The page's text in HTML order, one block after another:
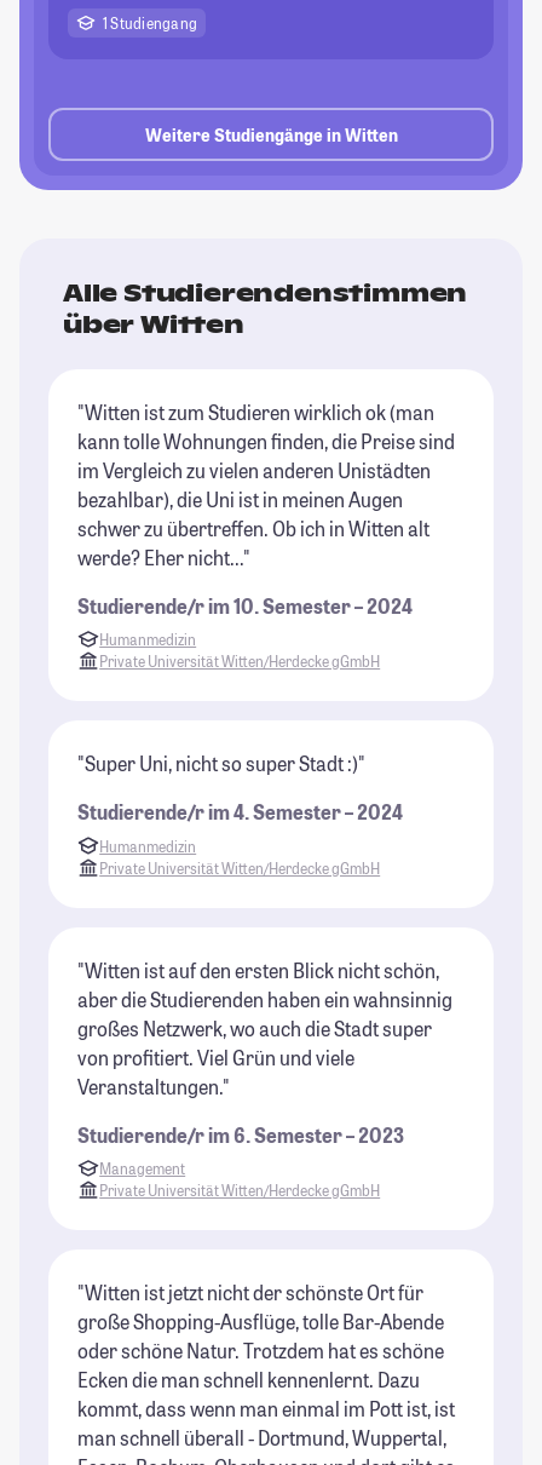
1 Studiengang
Weitere Studiengänge in Witten
Alle Studierendenstimmen
über Witten
"Witten ist zum Studieren wirklich ok (man
kann tolle Wohnungen finden, die Preise sind
im Vergleich zu vielen anderen Unistädten
bezahlbar), die Uni ist in meinen Augen
schwer zu übertreffen. Ob ich in Witten alt
werde? Eher nicht..."
Studierende/r im 10. Semester – 2024
Humanmedizin
Private Universität Witten/Herdecke gGmbH
"Super Uni, nicht so super Stadt :)"
Studierende/r im 4. Semester – 2024
Humanmedizin
Private Universität Witten/Herdecke gGmbH
"Witten ist auf den ersten Blick nicht schön,
aber die Studierenden haben ein wahnsinnig
großes Netzwerk, wo auch die Stadt super
von profitiert. Viel Grün und viele
Veranstaltungen."
Studierende/r im 6. Semester – 2023
Management
Private Universität Witten/Herdecke gGmbH
"Witten ist jetzt nicht der schönste Ort für
große Shopping-Ausflüge, tolle Bar-Abende
oder schöne Natur. Trotzdem hat es schöne
Ecken die man schnell kennenlernt. Dazu
kommt, dass wenn man einmal im Pott ist, ist
man schnell überall - Dortmund, Wuppertal,